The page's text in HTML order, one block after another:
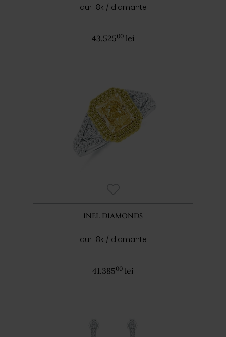
aur 18k / diamante
43.52500 lei
INEL DIAMONDS
aur 18k / diamante
41.38500 lei